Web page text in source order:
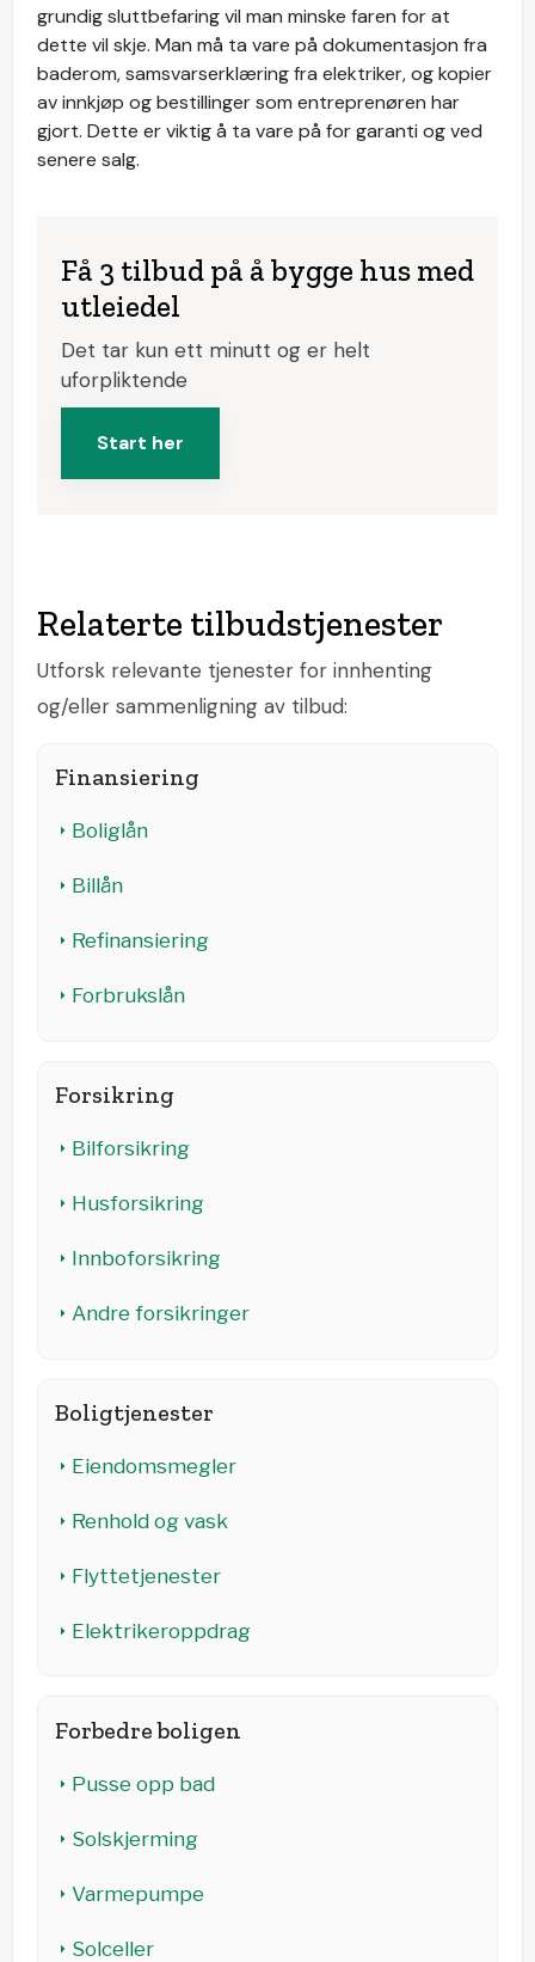
grundig sluttbefaring vil man minske faren for at
dette vil skje. Man må ta vare på dokumentasjon fra
baderom, samsvarserklæring fra elektriker, og kopier
av innkjøp og bestillinger som entreprenøren har
gjort. Dette er viktig å ta vare på for garanti og ved
senere salg.
Få 3 tilbud på å bygge hus med
utleiedel
Det tar kun ett minutt og er helt
uforpliktende
Start her
Relaterte tilbudstjenester
Utforsk relevante tjenester for innhenting
og/eller sammenligning av tilbud:
Finansiering
Boliglån
Billån
Refinansiering
Forbrukslån
Forsikring
Bilforsikring
Husforsikring
Innboforsikring
Andre forsikringer
Boligtjenester
Eiendomsmegler
Renhold og vask
Flyttetjenester
Elektrikeroppdrag
Forbedre boligen
Pusse opp bad
Solskjerming
Varmepumpe
Solceller